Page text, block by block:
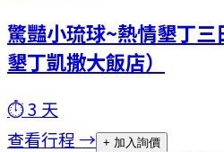
驚豔小琉球~熱情墾丁三
墾丁凱撒大飯店）
⏱3 天
查看行程 → + 加入詢價